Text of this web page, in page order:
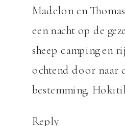
Madelon en
een nacht op de
sheep camping en
ochtend door naar
bestemming,
Reply